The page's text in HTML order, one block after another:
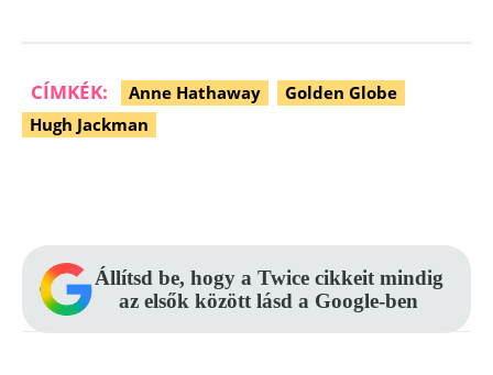
CÍMKÉK: Anne Hathaway
Golden Globe
Hugh Jackman
Állítsd be, hogy a Twice cikkeit mindig
az elsők között lásd a Google-ben